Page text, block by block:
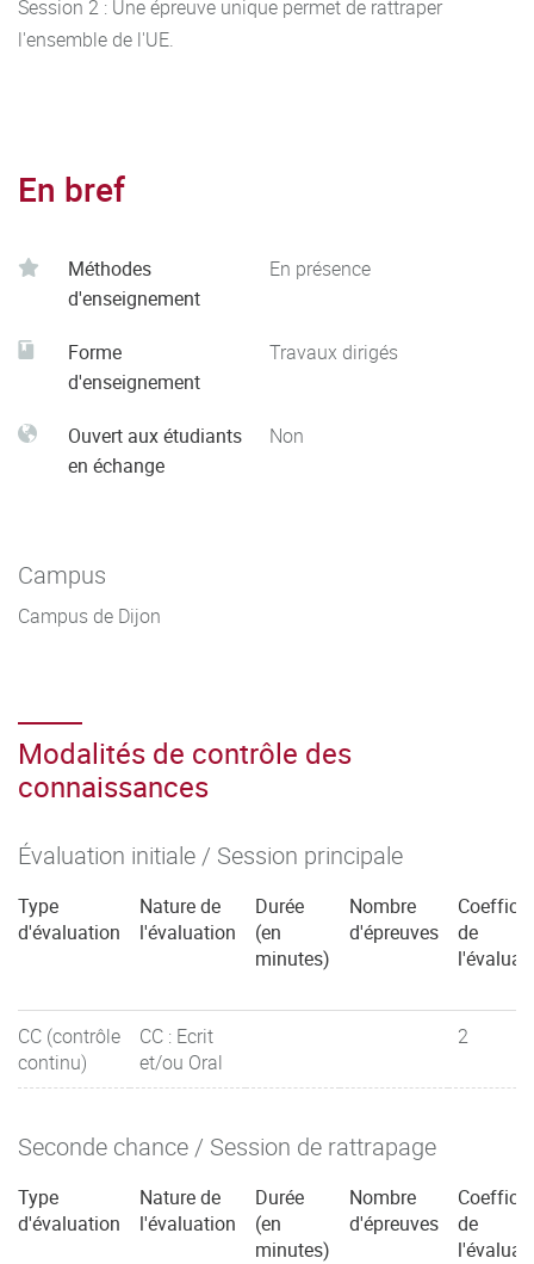
Session 2 : Une épreuve unique permet de rattraper
l'ensemble de l'UE.
En bref
Méthodes
d'enseignement
En présence
Forme
d'enseignement
Travaux dirigés
Ouvert aux étudiants
en échange
Non
Campus
Campus de Dijon
Modalités de contrôle des
connaissances
Évaluation initiale / Session principale
Type
d'évaluation
Nature de
l'évaluation
Durée
(en
minutes)
Nombre
d'épreuves
de
CC (contrôle
continu)
CC : Ecrit
et/ou Oral
2
Seconde chance / Session de rattrapage
Type
d'évaluation
Nature de
l'évaluation
Durée
(en
minutes)
Nombre
d'épreuves
de